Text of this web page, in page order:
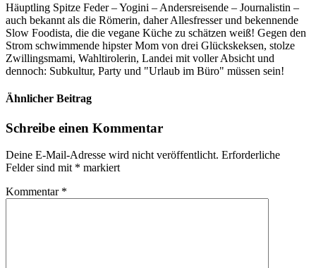
Häuptling Spitze Feder – Yogini – Andersreisende – Journalistin –
auch bekannt als die Römerin, daher Allesfresser und bekennende
Slow Foodista, die die vegane Küche zu schätzen weiß! Gegen den
Strom schwimmende hipster Mom von drei Glückskeksen, stolze
Zwillingsmami, Wahltirolerin, Landei mit voller Absicht und
dennoch: Subkultur, Party und "Urlaub im Büro" müssen sein!
Ähnlicher Beitrag
Schreibe einen Kommentar
Deine E-Mail-Adresse wird nicht veröffentlicht. Erforderliche
Felder sind mit * markiert
Kommentar *